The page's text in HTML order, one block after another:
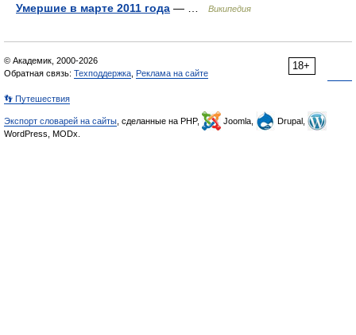
Умершие в марте 2011 года — … Википедия
18+
© Академик, 2000-2026
Обратная связь: Техподдержка Реклама на сайте
👣 Путешествия
Экспорт словарей на сайты , сделанные на PHP, Joomla,
Drupal,
WordPress, MODx.